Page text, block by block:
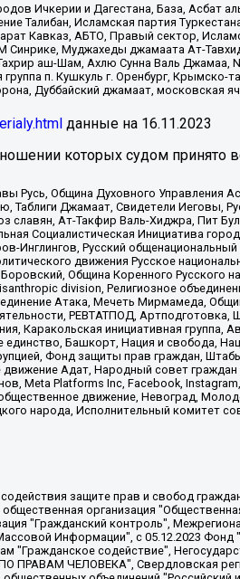
Ичкерии и Дагестана, База, Асбат
Талибан, Исламская партия
Кавказ, АБТО, Правый сектор,
Синрике, Муджахеды джамаата Ат-
аш-Шам, Ахлю Сунна Валь Джамаа,
п. Кушкуль г. Оренбург,
Дуббайский джамаат, московская
данные на 16.11.2023
которых судом
Русь, Община Духовного Управления
Джамаат, Свидетели Иеговы,
Ат-Такфир Валь-Хиджра, Пит
Социалистическая Инициатива
Инглингов, Русский
движения Русское
Община Коренного
division, Религиозное
Атака, Мечеть Мирмамеда,
РЕВТАТПОД,
инициативная группа,
Башкорт, Нация и свобода,
Фонд защиты прав граждан,
Адат, Народный совет
Meta Platforms Inc, Facebook,
движение, Невоград,
народа, Исполнительный комитет
редактор 2021", Общество с ограниченной ответственностью "Ромашки монолит", Важенков Артем Валерьевич, Ивановская областная общественная организация "Центр гендерных исследований", Гурман Юрий Альбертович, Медиапроект "ОВД-Инфо", Егоров Владимир Владимирович, Жилинский Владимир Александрович, Общество с ограниченной ответственностью "ЗП", Иванова София Юрьевна, Карезина Инна Павловна, Кильтау Екатерина Викторовна, Петров Алексей Викторович, Пискунов Сергей Евгеньевич, Смирнов Сергей Сергеевич, Тихонов Михаил Сергеевич, Общество с ограниченной ответственностью "ЖУРНАЛИСТ-ИНОСТРАННЫЙ АГЕНТ", Арапова Галина Юрьевна, Вольтская Татьяна Анатольевна, Американская компания "Mason G.E.S. Anonymous Foundation" (США), являющаяся владельцем интернет-издания https://mnews.world/, Компания "Stichting Bellingcat", зарегистрированная в Нидерландах (дата регистрации 11.07.2018), Захаров Андрей Вячеславович, Клепиковская Екатерина Дмитриевна, Общество с ограниченной ответственностью "МЕМО", Перл Роман Александрович, Симонов Евгений Алексеевич, Соловьева Елена Анатольевна, Сотников Даниил Владимирович, Сурначева Елизавета Дмитриевна, Автономная некоммерческая организация по защите прав человека и информированию населения "Якутия – Наше Мнение", Общество с ограниченной ответственностью "Москоу диджитал медиа", с 26.01.2023 Общество с ограниченной ответственностью "Чайка Белые сады", Ветошкина Валерия Валерьевна, Заговора Максим Александрович, Межрегиональное общественное движение "Российская ЛГБТ - сеть", Оленичев Максим Владимирович, Павлов Иван Юрьевич, Скворцова Елена Сергеевна, Общество с ограниченной ответственностью "Как бы инагент", Кочетков Игорь Викторович, Общество с ограниченной ответственностью "Честные выборы", Еланчик Олег Александрович, Общество с ограниченной ответственностью "Нобелевский призыв", Гималова Регина Эмилевна, Григорьев Андрей Валерьевич, Григорьева Алина Александровна, Ассоциация по содействию защите прав призывников,